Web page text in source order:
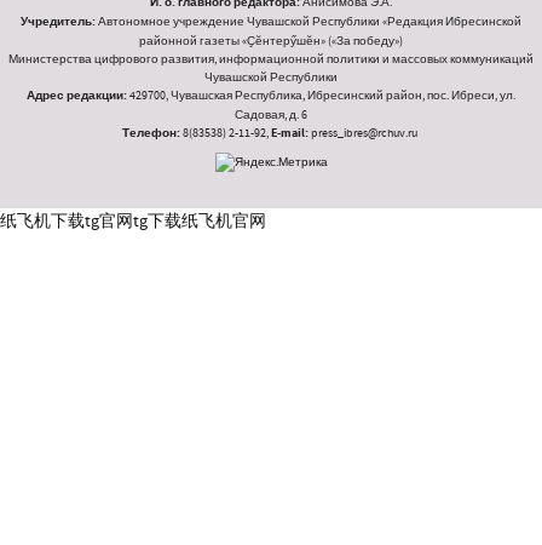
Учредитель:Автономное учреждение Чувашской Республики «Редакция Ибресинской
районной газеты «Ҫӗнтерӳшӗн» («За победу»)
Министерства цифрового развития, информационной политики и массовых коммуникаций
Чувашской Республики
Адрес редакции:429700, Чувашская Республика, Ибресинский район, пос. Ибреси, ул.
Садовая, д. 6
Телефон:8(83538) 2-11-92,E-mail:press_ibres@rchuv.ru
纸飞机下载tg官网tg下载纸飞机官网